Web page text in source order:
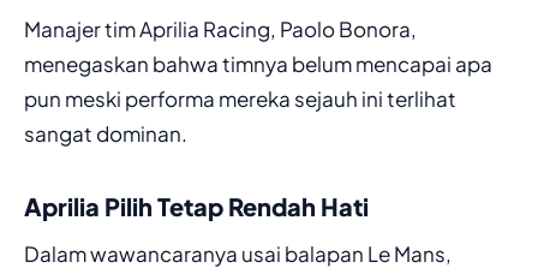
Manajer tim Aprilia Racing, Paolo Bonora,
menegaskan bahwa timnya belum mencapai apa
pun meski performa mereka sejauh ini terlihat
sangat dominan.
Aprilia Pilih Tetap Rendah Hati
Dalam wawancaranya usai balapan Le Mans,